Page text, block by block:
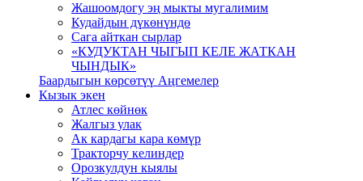
Жашоомдогу эң мыкты мугалимим
Кудайдын дүкөнүндө
Сага айткан сырлар
«КУДУКТАН ЧЫГЫП КЕЛЕ ЖАТКАН
ЧЫНДЫК»
Баардыгын көрсөтүү Аңгемелер
Кызык экен
Атлес көйнөк
Жалгыз улак
Ак кардагы кара көмүр
Тракторчу келиндер
Орозкулдун кыялы